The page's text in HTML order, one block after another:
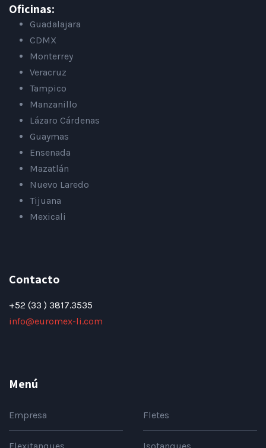
Oficinas:
Guadalajara
CDMX
Monterrey
Veracruz
Tampico
Manzanillo
Lázaro Cárdenas
Guaymas
Ensenada
Mazatlán
Nuevo Laredo
Tijuana
Mexicali
Contacto
+52 (33 ) 3817.3535
info@euromex-li.com
Menú
Empresa Fletes